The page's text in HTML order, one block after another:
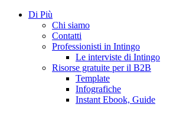
Di Più
Chi siamo
Contatti
Professionisti in Intingo
Le interviste di Intingo
Risorse gratuite per il B2B
Template
Infografiche
Instant Ebook, Guide